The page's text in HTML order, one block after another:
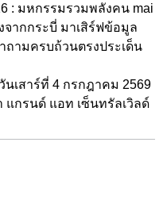
: มหกรรมรวมพลังคน mai
ากกระบี่ มาเสิร์ฟข้อมูล
ามครบถ้วนตรงประเด็น
เสาร์ที่ 4 กรกฎาคม 2569
แกรนด์ แอท เซ็นทรัลเวิลด์